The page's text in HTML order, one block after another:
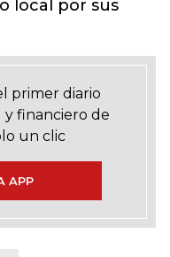
local por sus
primer diario
y financiero de
un clic
APP